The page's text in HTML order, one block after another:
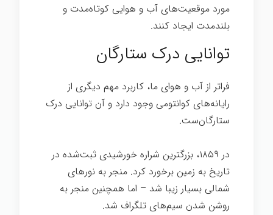
مورد موقعیت‌های آب و هوایی کوتاه‌مدت و
بلندمدت ایجاد کنند.
توانایی درک ستارگان
فراتر از آب و هوای ما، کاربرد مهم دیگری از
رایانه‌های کوانتومی وجود دارد و آن توانایی درک
ستارگان‌ست.
در ۱۸۵۹، بزرگترین شراره خورشیدی ثبت‌شده در
تاریخ به زمین برخورد کرد. منجر به نورهای
شمالی بسیار زیبا شد – اما همچنین منجر به
روشن شدن سیم‌های تلگراف شد.